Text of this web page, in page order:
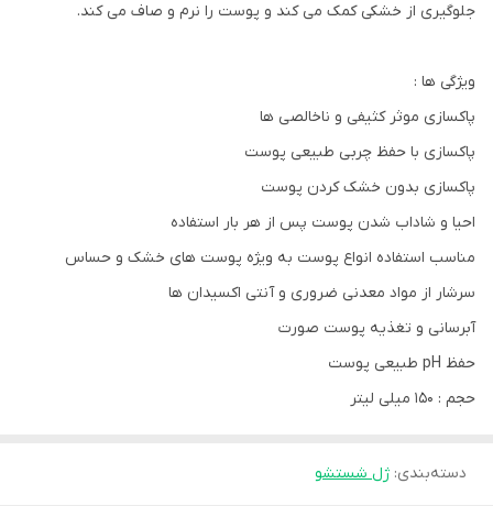
جلوگیری از خشکی کمک می کند و پوست را نرم و صاف می کند.
ویژگی ها :
پاکسازی موثر کثیفی و ناخالصی ها
پاکسازی با حفظ چربی طبیعی پوست
پاکسازی بدون خشک کردن پوست
احیا و شاداب شدن پوست پس از هر بار استفاده
مناسب استفاده انواع پوست به ویژه پوست های خشک و حساس
سرشار از مواد معدنی ضروری و آنتی اکسیدان ها
آبرسانی و تغذیه پوست صورت
حفظ pH طبیعی پوست
حجم : 150 میلی لیتر
دسته‌بندی: ژل شستشو